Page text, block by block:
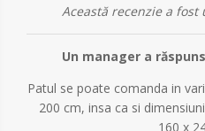
Această recenzie a fost
Un manager a
Patul se poate comanda in
200 cm, insa ca si
160 x